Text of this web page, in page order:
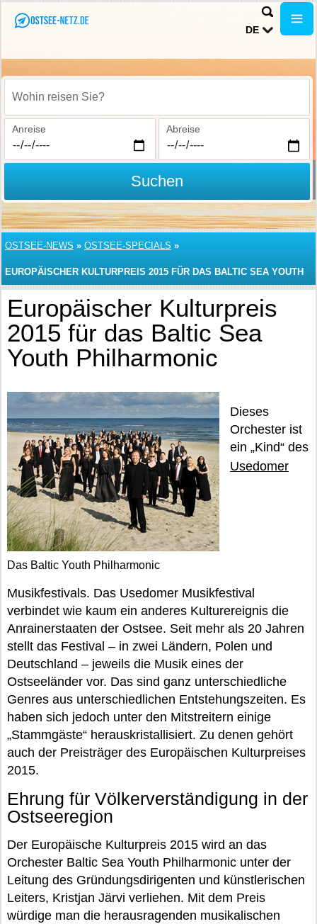
DE
Wohin reisen Sie?
Anreise Abreise
Suchen
OSTSEE-NEWS » OSTSEE-SPECIALS »
EUROPÄISCHER KULTURPREIS 2015 FÜR DAS BALTIC SEA YOUTH
PHILHARMONIC
Europäischer Kulturpreis
2015 für das Baltic Sea
Youth Philharmonic
Das Baltic Youth Philharmonic
Dieses
Orchester ist
ein „Kind“ des
Usedomer
Musikfestivals. Das Usedomer Musikfestival
verbindet wie kaum ein anderes Kulturereignis die
Anrainerstaaten der Ostsee. Seit mehr als 20 Jahren
stellt das Festival – in zwei Ländern, Polen und
Deutschland – jeweils die Musik eines der
Ostseeländer vor. Das sind ganz unterschiedliche
Genres aus unterschiedlichen Entstehungszeiten. Es
haben sich jedoch unter den Mitstreitern einige
„Stammgäste“ herauskristallisiert. Zu denen gehört
auch der Preisträger des Europäischen Kulturpreises
2015.
Ehrung für Völkerverständigung in der
Ostseeregion
Der Europäische Kulturpreis 2015 wird an das
Orchester Baltic Sea Youth Philharmonic unter der
Leitung des Gründungsdirigenten und künstlerischen
Leiters, Kristjan Järvi verliehen. Mit dem Preis
würdige man die herausragenden musikalischen